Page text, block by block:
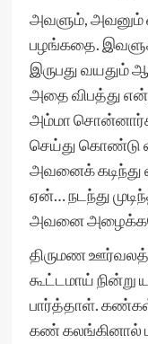
அவளும், அவனும்
பழங்கதை.
இருபது வயதும்
அதை விபத்து
அம்மா
செய்து கொண்டு
அவனைக் கடிந்து
ஏன்… நடந்து
அவனை
திருமண
கூட்டமாய்
பார்த்தாள்.
கண் கலங்கினால்